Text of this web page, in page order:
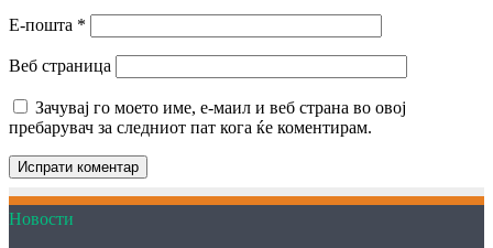
Е-пошта *
Веб страница
Зачувај го моето име, е-маил и веб страна во овој
пребарувач за следниот пат кога ќе коментирам.
Новости